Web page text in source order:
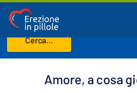
Cerca...
Benvenuto Blog
Amore, a cosa